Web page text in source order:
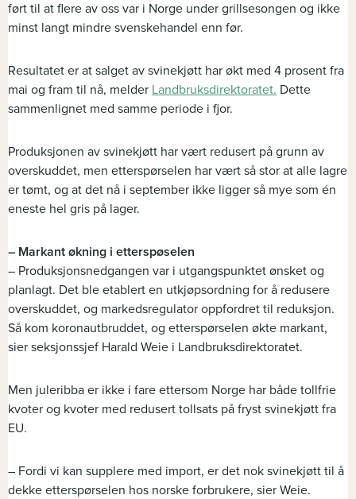
ført til at flere av oss var i Norge under grillsesongen og ikke
minst langt mindre svenskehandel enn før.
Resultatet er at salget av svinekjøtt har økt med 4 prosent fra
mai og fram til nå, melder Landbruksdirektoratet. Dette
sammenlignet med samme periode i fjor.
Produksjonen av svinekjøtt har vært redusert på grunn av
overskuddet, men etterspørselen har vært så stor at alle lagre
er tømt, og at det nå i september ikke ligger så mye som én
eneste hel gris på lager.
– Markant økning i etterspøselen
– Produksjonsnedgangen var i utgangspunktet ønsket og
planlagt. Det ble etablert en utkjøpsordning for å redusere
overskuddet, og markedsregulator oppfordret til reduksjon.
Så kom koronautbruddet, og etterspørselen økte markant,
sier seksjonssjef Harald Weie i Landbruksdirektoratet.
Men juleribba er ikke i fare ettersom Norge har både tollfrie
kvoter og kvoter med redusert tollsats på fryst svinekjøtt fra
EU.
– Fordi vi kan supplere med import, er det nok svinekjøtt til å
dekke etterspørselen hos norske forbrukere, sier Weie.